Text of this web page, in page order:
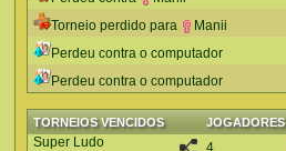
Torneio perdido para
Manii
Perdeu contra o computador
Perdeu contra o computador
TORNEIOS VENCIDOS JOGADORES
Super Ludo 4